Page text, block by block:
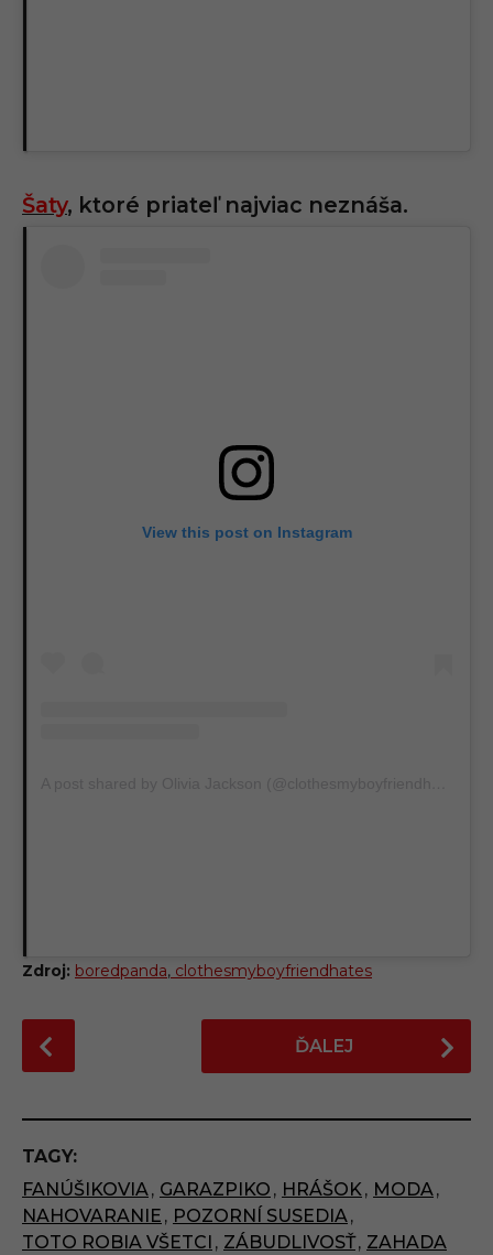
Šaty, ktoré priateľ najviac neznáša.
View this post on Instagram
Zdroj: boredpanda, clothesmyboyfriendhates
o
t
P
a
g
i
ĎALEJ
TAGY:
FANÚŠIKOVIA, GARAZPIKO , HRÁŠOK, MODA,
NAHOVARANIE , POZORNÍ SUSEDIA,
TOTO ROBIA VŠETCI , ZÁBUDLIVOSŤ, ZAHADA